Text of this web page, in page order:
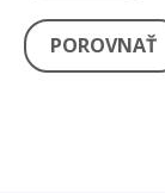
POROVNAŤ